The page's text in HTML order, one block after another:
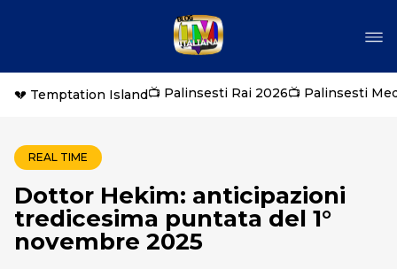
💔 Temptation Island📺 Palinsesti Rai 2026📺 Palinsesti
REAL TIME
Dottor Hekim: anticipazioni
tredicesima puntata del 1°
novembre 2025